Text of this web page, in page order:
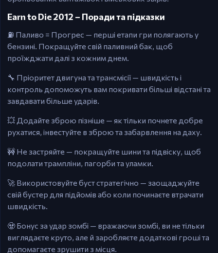
Earn to Die 2012 – Поради та підказки
⛽ Паливо = Прогрес — перші етапи гри полягають у
бензині. Покращуйте свій паливний бак, щоб
проїжджати далі з кожним днем.
🔧 Пріоритет двигуна та трансмісії — швидкість і
контроль допоможуть вам покривати більші відстані та
завдавати більше ударів.
💥 Додайте зброю пізніше — як тільки почнете добре
рухатися, інвестуйте в зброю та забарвлення на даху.
🚧 Не застряйте — покращуйте шини та підвіску, щоб
подолати трампліни, пагорби та уламки.
🚀 Використовуйте буст стратегічно — заощаджуйте
свій бустер для підйомів або коли починаєте втрачати
швидкість.
🧟 Бонус за удар зомбі — вражаючи зомбі, ви не тільки
виглядаєте круто, але й заробляєте додаткові гроші та
допомагаєте зрушити з місця.